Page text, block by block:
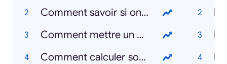
Comment savoir si on a le coronavirus ?
Comment mettre un masque ?
Comment calculer son IMC ?